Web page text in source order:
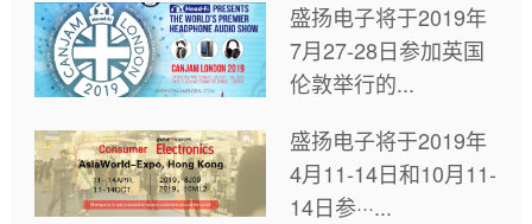
盛扬电子将于2019年
7月27-28日参加英国
伦敦举行的...
盛扬电子将于2019年
4月11-14日和10月11-
14日参···...